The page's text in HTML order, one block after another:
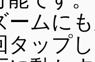
ームに
タップ